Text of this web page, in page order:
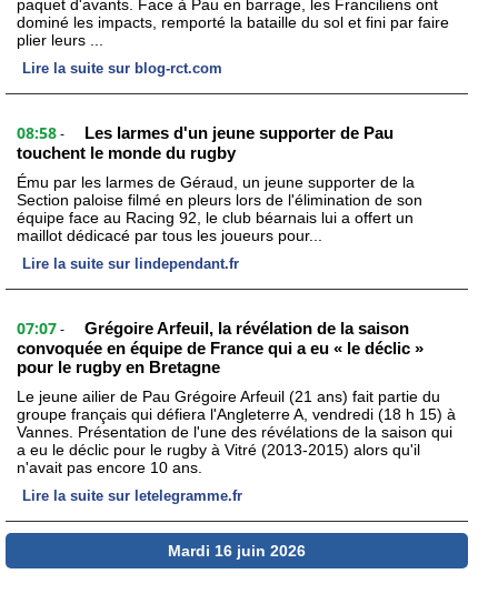
paquet d'avants. Face à Pau en barrage, les Franciliens ont
dominé les impacts, remporté la bataille du sol et fini par faire
plier leurs ...
Lire la suite sur blog-rct.com
08:58 -
Les larmes d'un jeune supporter de Pau
touchent le monde du rugby
Ému par les larmes de Géraud, un jeune supporter de la
Section paloise filmé en pleurs lors de l'élimination de son
équipe face au Racing 92, le club béarnais lui a offert un
maillot dédicacé par tous les joueurs pour...
Lire la suite sur lindependant.fr
07:07 -
Grégoire Arfeuil, la révélation de la saison
convoquée en équipe de France qui a eu « le déclic »
pour le rugby en Bretagne
Le jeune ailier de Pau Grégoire Arfeuil (21 ans) fait partie du
groupe français qui défiera l'Angleterre A, vendredi (18 h 15) à
Vannes. Présentation de l'une des révélations de la saison qui
a eu le déclic pour le rugby à Vitré (2013-2015) alors qu'il
n'avait pas encore 10 ans.
Lire la suite sur letelegramme.fr
Mardi 16 juin 2026